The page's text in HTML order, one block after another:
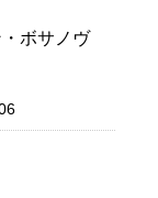
ボサノヴ